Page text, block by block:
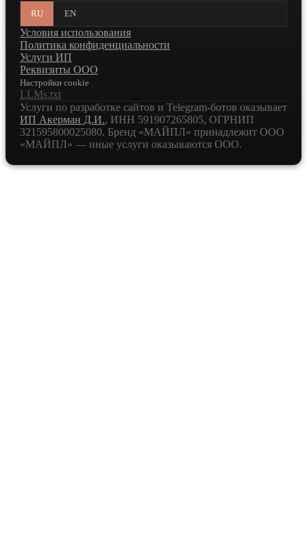
RU EN
Условия использования
Политика конфиденциальности
Услуги ИП
Реквизиты ООО
Настройки cookie
LLMs.txt
Услуги по разработке сайтов и Telegram-ботов оказывает
ИП Акерман Д.И., ИНН 591907265805, ОГРНИП
321595800025080. Бренд «МАЙПЛ» принадлежит ООО
«МАЙПЛ» — иные услуги оказываются ООО.